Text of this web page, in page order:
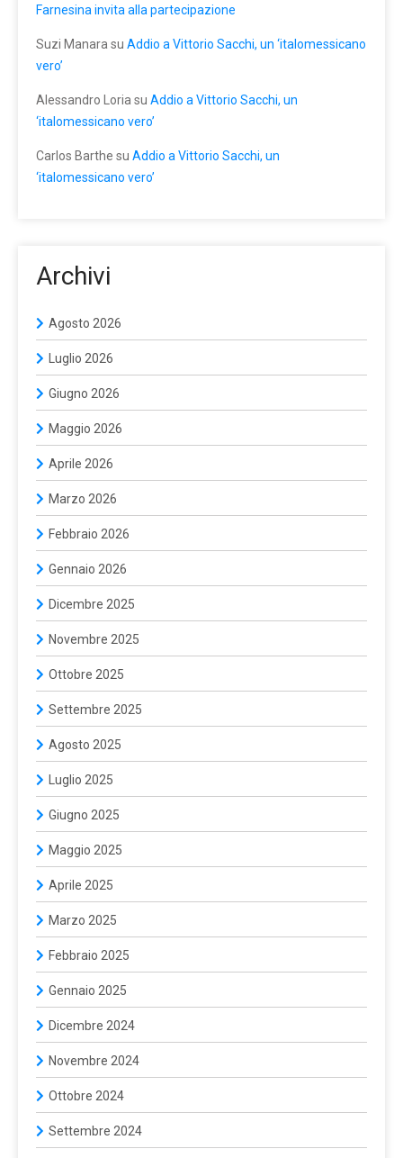
Farnesina invita alla partecipazione
Suzi Manara su Addio a Vittorio Sacchi, un ‘italomessicano
vero’
Alessandro Loria su Addio a Vittorio Sacchi, un
‘italomessicano vero’
Carlos Barthe su Addio a Vittorio Sacchi, un
‘italomessicano vero’
Archivi
Agosto 2026
Luglio 2026
Giugno 2026
Maggio 2026
Aprile 2026
Marzo 2026
Febbraio 2026
Gennaio 2026
Dicembre 2025
Novembre 2025
Ottobre 2025
Settembre 2025
Agosto 2025
Luglio 2025
Giugno 2025
Maggio 2025
Aprile 2025
Marzo 2025
Febbraio 2025
Gennaio 2025
Dicembre 2024
Novembre 2024
Ottobre 2024
Settembre 2024